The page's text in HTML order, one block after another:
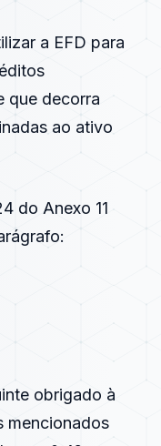
a EFD para
que decorra
ao ativo
do Anexo 11
obrigado à
mencionados